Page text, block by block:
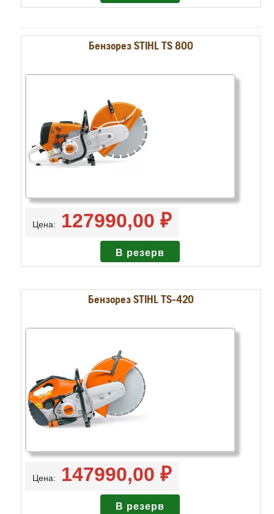
Бензорез STIHL TS 800
Цена: 127990,00 ₽
Бензорез STIHL TS-420
Цена: 147990,00 ₽